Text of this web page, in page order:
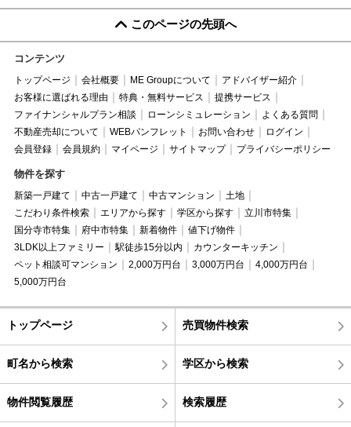
このページの先頭へ
コンテンツ
トップページ 会社概要 ME Groupについて
アドバイザー紹介
お客様に選ばれる理由
特典・無料サービス
提携サービス
ファイナンシャルプラン相談
ローンシミュレーション
よくある質問
不動産売却について
WEBパンフレット お問い合わせ
ログイン
会員登録
会員規約 マイページ サイトマップ プライバシーポリシー
物件を探す
新築一戸建て 中古一戸建て 中古マンション
土地
こだわり条件検索
エリアから探す 学区から探す
立川市特集
国分寺市特集
府中市特集 新着物件
値下げ物件
3LDK以上ファミリー
駅徒歩15分以内
カウンターキッチン
ペット相談可マンション
2,000万円台 3,000万円台
4,000万円台
5,000万円台
トップページ 売買物件検索
町名から検索 学区から検索
物件閲覧履歴 検索履歴